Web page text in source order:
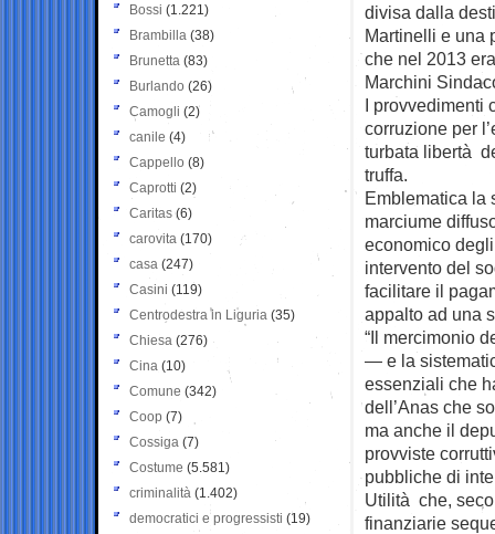
divisa dalla
Martinelli e una
che nel 2013
Marchini
I provvedimenti
corruzione per
turbata libertà
truffa.
Emblematica la
marciume
economico
intervento del
facilitare il
appalto ad una
“Il mercimonio
— e la
essenziali che
dell’Anas che
ma anche il
provviste
pubbliche di
Utilità che,
finanziarie
Bossi (1.221)
Brambilla (38)
Brunetta (83)
Burlando (26)
Camogli (2)
canile (4)
Cappello (8)
Caprotti (2)
Caritas (6)
carovita (170)
casa (247)
Casini (119)
Centrodestra in Liguria (35)
Chiesa (276)
Cina (10)
Comune (342)
Coop (7)
Cossiga (7)
Costume (5.581)
criminalità (1.402)
democratici e progressisti (19)